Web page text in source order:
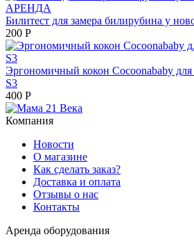
Билитест для замера билирубина у
200 Р
Эргономичный кокон Cocoonababy для
S3
400 Р
Компания
Новости
О магазине
Как сделать заказ?
Доставка и оплата
Отзывы о нас
Контакты
Аренда оборудования